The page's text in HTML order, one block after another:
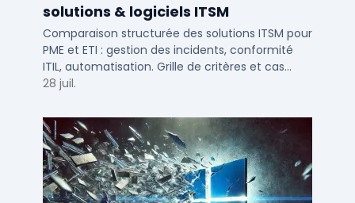
solutions & logiciels ITSM
Comparaison structurée des solutions ITSM pour
PME et ETI : gestion des incidents, conformité
ITIL, automatisation. Grille de critères et cas
d'usage par taille d'entreprise.
28 juil.